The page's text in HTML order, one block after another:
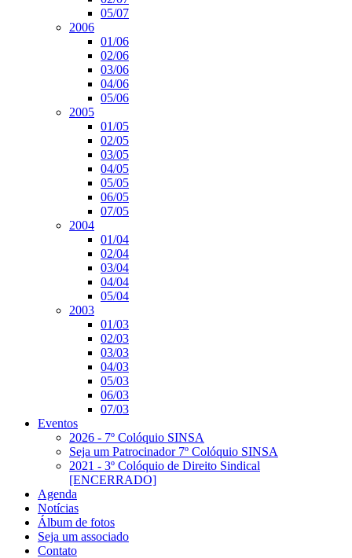
05/07
2006
01/06
02/06
03/06
04/06
05/06
2005
01/05
02/05
03/05
04/05
05/05
06/05
07/05
2004
01/04
02/04
03/04
04/04
05/04
2003
01/03
02/03
03/03
04/03
05/03
06/03
07/03
Eventos
2026 - 7º Colóquio SINSA
Seja um Patrocinador 7º Colóquio SINSA
2021 - 3º Colóquio de Direito Sindical
[ENCERRADO]
Agenda
Notícias
Álbum de fotos
Seja um associado
Contato